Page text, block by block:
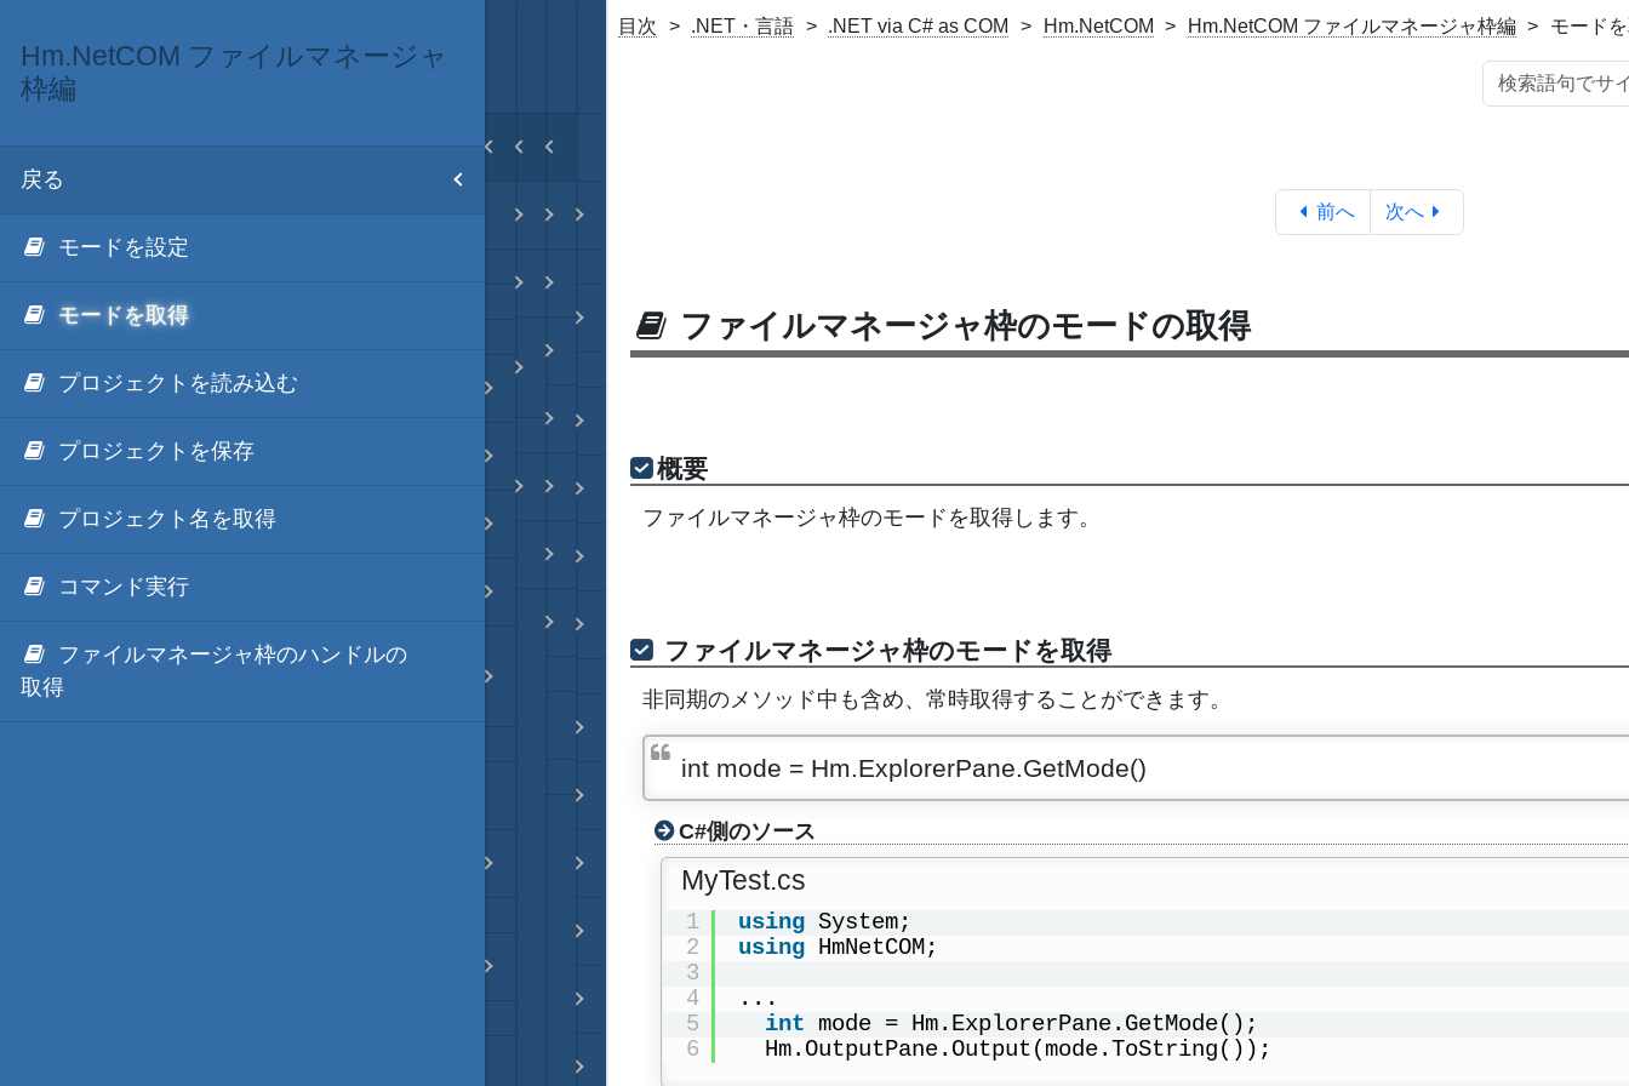
目次
ホーム
テキスト AI
秀丸マクロ - jsmode
.NET・言語
戻る
.NET via C#
.NET via C# as COM
戻る
.NET4.xのCOMによる手法
(.NET7以降も同じ)
Hm.NetCOM
戻る
Hm.NetCOMとは
Hm.NetCOM 編集エリア編
Hm.NetCOM マクロ編
Hm.NetCOM ファイル編
Hm.NetCOM アウトプット枠編
Hm.NetCOM ファイルマネージャ枠
編
Hm.NetCOM ファイルマネージャ
枠編
戻る
モードを設定
モードを取得
プロジェクトを読み込む
プロジェクトを保存
プロジェクト名を取得
コマンド実行
ファイルマネージャ枠のハンドルの
取得
目次 .NET・言語 .NET via C# as COM Hm.NetCOM Hm.NetCOM ファイルマネージャ枠編 モード
前へ 次へ
ファイルマネージャ枠のモードの取得
概要
ファイルマネージャ枠のモードを取得します。
ファイルマネージャ枠のモードを取得
非同期のメソッド中も含め、常時取得することができます。
int mode = Hm.ExplorerPane.GetMode()
C#側のソース
MyTest.cs
1
2
3
4
5
6
using System;
using HmNetCOM;
...
int mode = Hm.ExplorerPane.GetMode();
Hm.OutputPane.Output(mode.ToString());